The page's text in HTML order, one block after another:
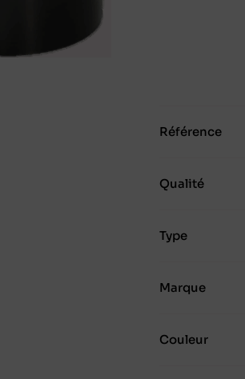
Référence
Qualité
Type
Marque
Couleur